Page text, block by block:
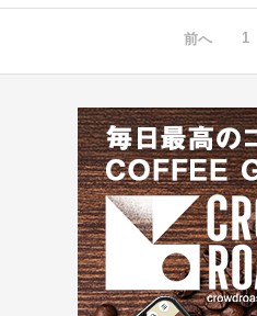
前へ 1